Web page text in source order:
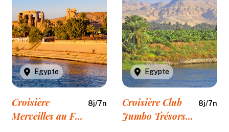
Egypte
Croisière
Merveilles au Fil
8j/7n
Egypte
Croisière Club
Jumbo Trésors
8j/7n